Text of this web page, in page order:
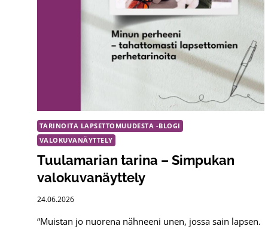
TARINOITA LAPSETTOMUUDESTA -BLOGI
VALOKUVANÄYTTELY
Tuulamarian tarina – Simpukan
valokuvanäyttely
24.06.2026
“Muistan jo nuorena nähneeni unen, jossa sain lapsen.